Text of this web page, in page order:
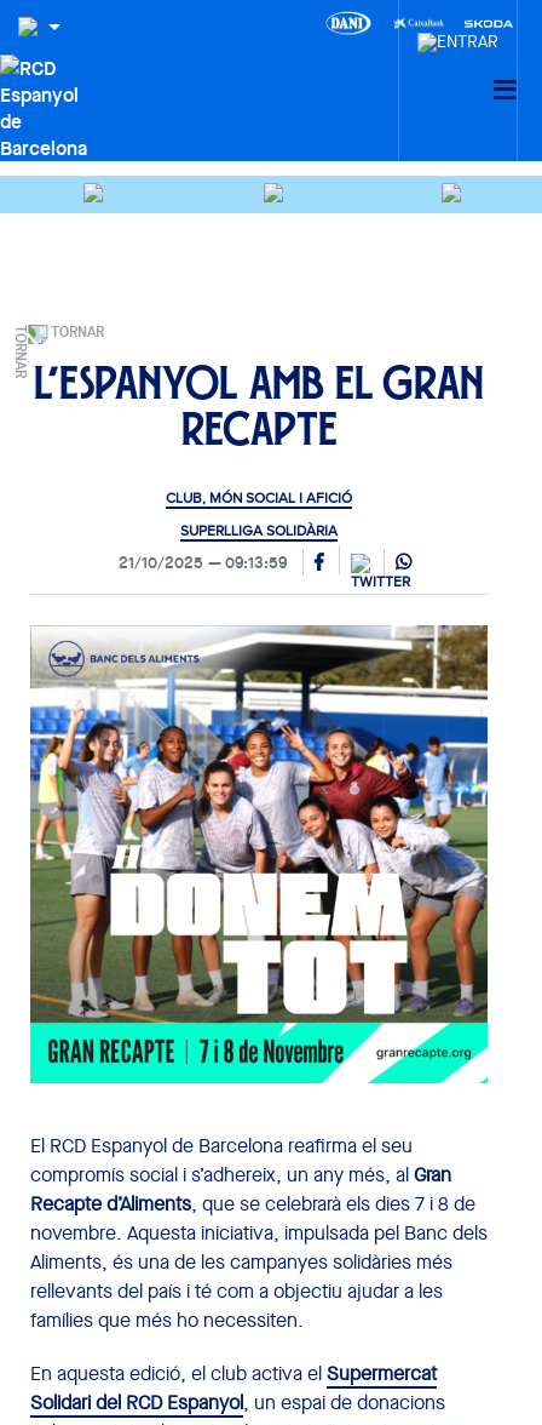
TORNAR
L’Espanyol amb el Gran
Recapte
CLUB, MÓN SOCIAL I AFICIÓ
SUPERLLIGA SOLIDÀRIA
21/10/2025 09:13:59
El RCD Espanyol de Barcelona reafirma el seu
compromís social i s’adhereix, un any més, alGran
Recapte d’Aliments, que se celebrarà els dies 7 i 8 de
novembre. Aquesta iniciativa, impulsada pel Banc dels
Aliments, és una de les campanyes solidàries més
rellevants del país i té com a objectiu ajudar a les
famílies que més ho necessiten.
En aquesta edició, el club activa elSupermercat
Solidari del RCD Espanyol, un espai de donacions